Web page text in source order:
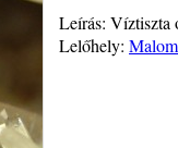
Leírás: Víztiszta
Lelőhely: